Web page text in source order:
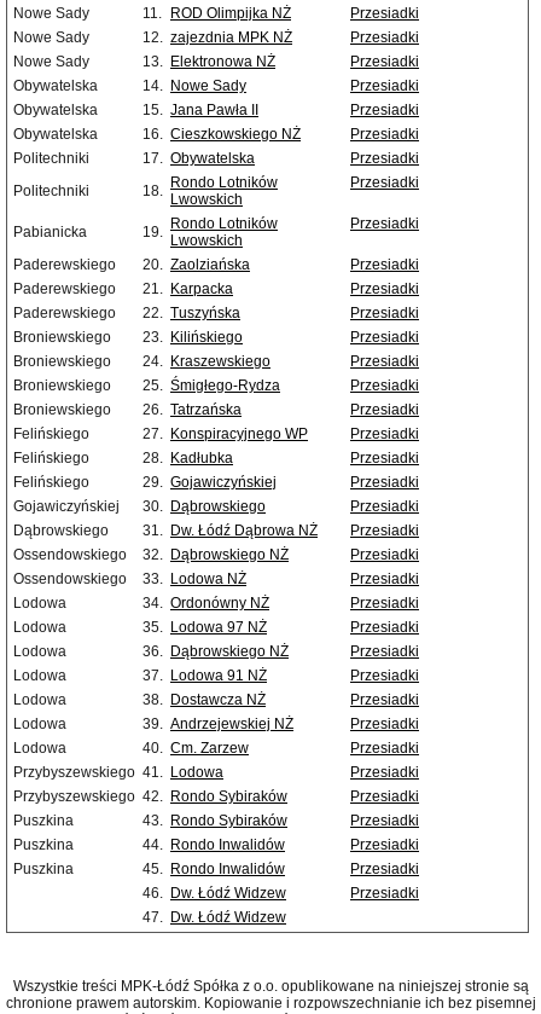
Nowe Sady
11. ROD Olimpijka NŻ
Przesiadki
Nowe Sady
12. zajezdnia MPK NŻ
Przesiadki
Nowe Sady
13. Elektronowa NŻ
Przesiadki
Obywatelska
14. Nowe Sady
Przesiadki
Obywatelska
15. Jana Pawła II
Przesiadki
Obywatelska
16. Cieszkowskiego NŻ
Przesiadki
Politechniki
17. Obywatelska
Przesiadki
Politechniki
18. Rondo Lotników
Lwowskich
Przesiadki
Pabianicka 19. Rondo Lotników
Lwowskich
Przesiadki
Paderewskiego 20. Zaolziańska
Przesiadki
Paderewskiego
21. Karpacka
Przesiadki
Paderewskiego
22. Tuszyńska
Przesiadki
Broniewskiego
23. Kilińskiego
Przesiadki
Broniewskiego
24. Kraszewskiego
Przesiadki
Broniewskiego
25. Śmigłego-Rydza
Przesiadki
Broniewskiego
26. Tatrzańska
Przesiadki
Felińskiego
27. Konspiracyjnego WP
Przesiadki
Felińskiego
28. Kadłubka
Przesiadki
Felińskiego
29. Gojawiczyńskiej
Przesiadki
Gojawiczyńskiej
30. Dąbrowskiego
Przesiadki
Dąbrowskiego
31. Dw. Łódź Dąbrowa NŻ
Przesiadki
Ossendowskiego
32. Dąbrowskiego NŻ
Przesiadki
Ossendowskiego
33. Lodowa NŻ
Przesiadki
Lodowa
34. Ordonówny NŻ
Przesiadki
Lodowa
35. Lodowa 97 NŻ
Przesiadki
Lodowa
36. Dąbrowskiego NŻ
Przesiadki
Lodowa
37. Lodowa 91 NŻ
Przesiadki
Lodowa
38. Dostawcza NŻ
Przesiadki
Lodowa
39. Andrzejewskiej NŻ
Przesiadki
Lodowa
40. Cm. Zarzew
Przesiadki
Przybyszewskiego 41. Lodowa
Przesiadki
Przybyszewskiego 42. Rondo Sybiraków
Przesiadki
Puszkina
43. Rondo Sybiraków
Przesiadki
Puszkina
44. Rondo Inwalidów
Przesiadki
Puszkina
45. Rondo Inwalidów
Przesiadki
46. Dw. Łódź Widzew
Przesiadki
47. Dw. Łódź Widzew
Wszystkie treści MPK-Łódź Spółka z o.o. opublikowane na niniejszej stronie są
chronione prawem autorskim. Kopiowanie i rozpowszechnianie ich bez pisemnej